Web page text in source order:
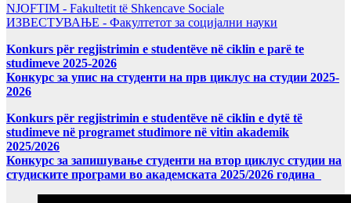
NJOFTIM - Fakultetit të Shkencave Sociale
ИЗВЕСТУВАЊЕ - Факултетот за социјални науки
Konkurs për regjistrimin e studentëve në ciklin e parë te
studimeve 2025-2026
Конкурс за упис на студенти на прв циклус на студии 2025-
2026
Konkurs për regjistrimin e studentëve në ciklin e dytë të
studimeve në programet studimore në vitin akademik
2025/2026
Конкурс за запишување студенти на втор циклус студии на
студиските програми во академската 2025/2026 година